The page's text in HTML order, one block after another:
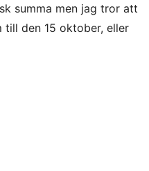
summa men jag tror att
till den 15 oktober, eller